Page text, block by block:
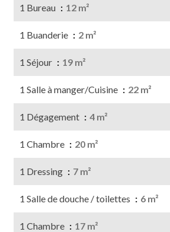
1 Bureau 12 m²
1 Buanderie 2 m²
1 Séjour 19 m²
1 Salle à manger/Cuisine 22 m²
1 Dégagement 4 m²
1 Chambre 20 m²
1 Dressing 7 m²
1 Salle de douche / toilettes 6 m²
1 Chambre 17 m²